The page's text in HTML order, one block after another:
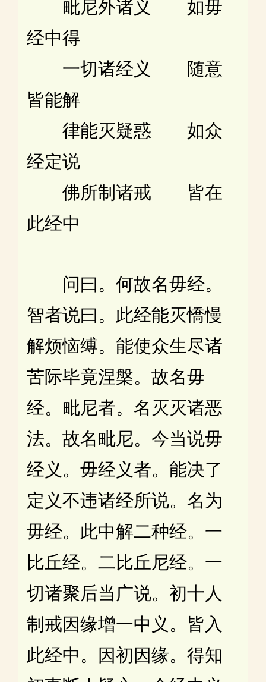
毗尼外诸义 如毋
经中得
一切诸经义 随意
皆能解
律能灭疑惑 如众
经定说
佛所制诸戒 皆在
此经中
问曰。何故名毋经。
智者说曰。此经能灭憍慢
解烦恼缚。能使众生尽诸
苦际毕竟涅槃。故名毋
经。毗尼者。名灭灭诸恶
法。故名毗尼。今当说毋
经义。毋经义者。能决了
定义不违诸经所说。名为
毋经。此中解二种经。一
比丘经。二比丘尼经。一
切诸聚后当广说。初十人
制戒因缘增一中义。皆入
此经中。因初因缘。得知